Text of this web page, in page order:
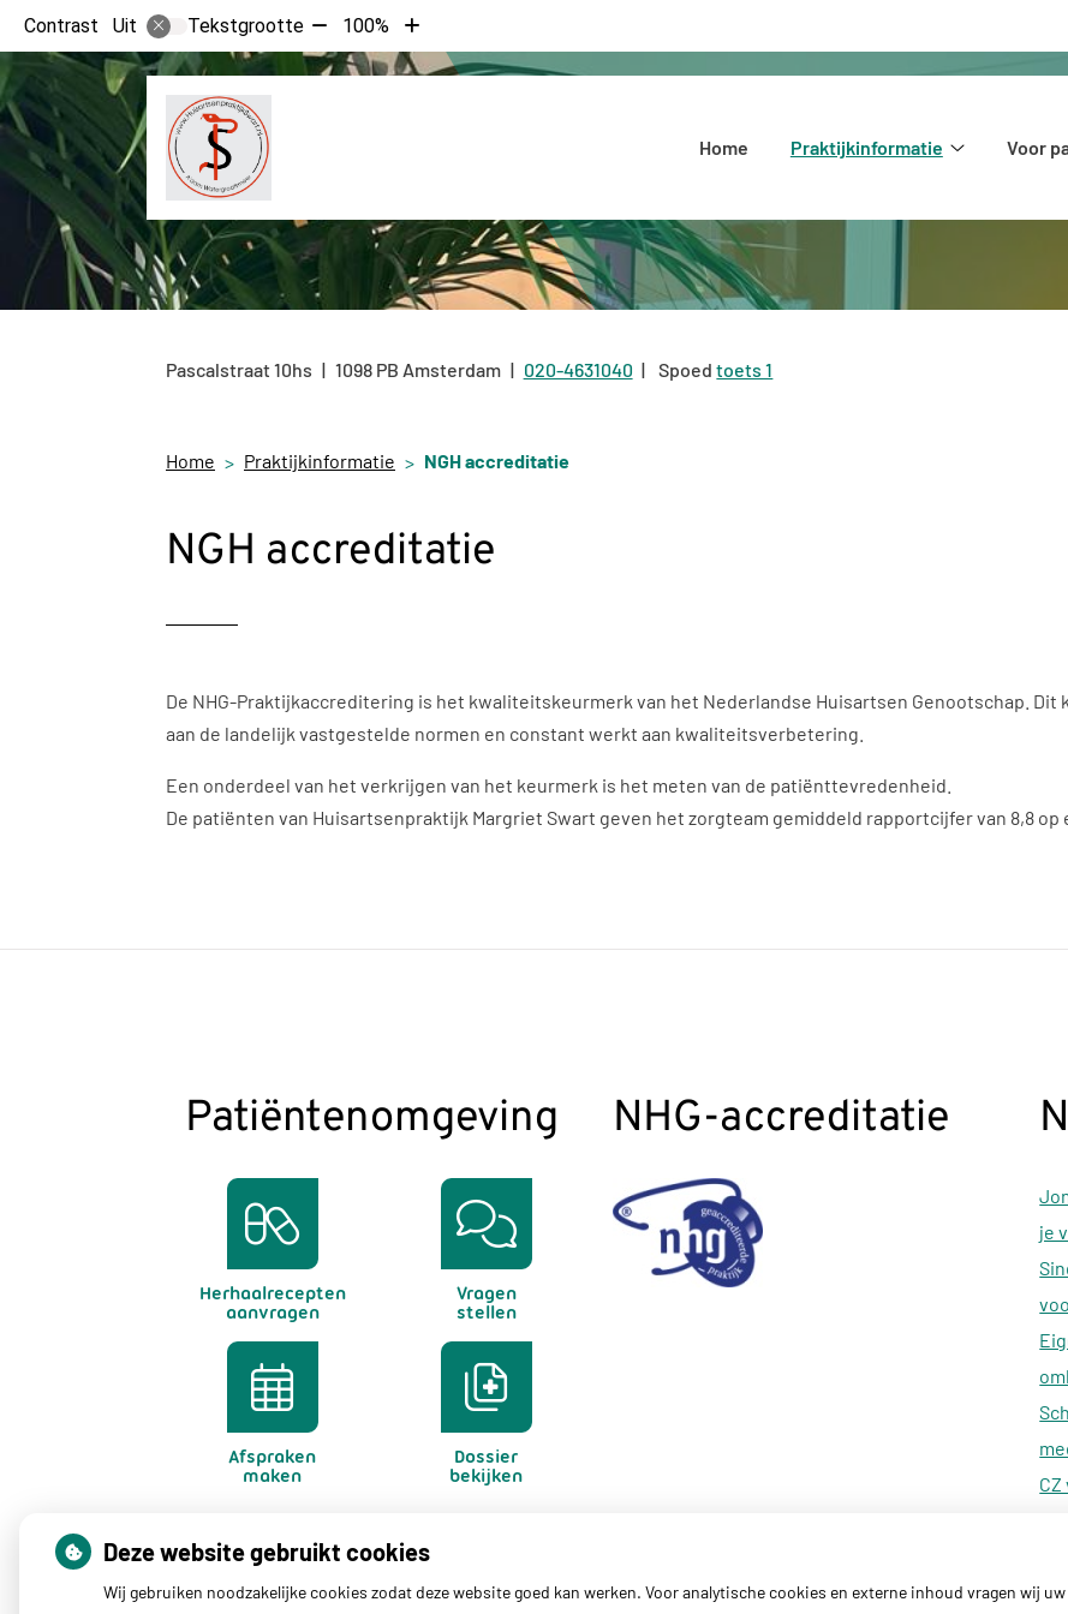
Contrast Uit Tekstgrootte Tekst
verkleinen
met
100%
Tekst
vergroten
met
Home
Praktijkinformatie
Voor
Pascalstraat10hs 1098 PB Amsterdam Tel:
020-4631040 Spoed toets 1
Home Praktijkinformatie NGH accreditatie
NGH accreditatie
De NHG-Praktijkaccreditering is het kwaliteitskeurmerk van het Nederlandse Huisartsen Genootschap.
aan de landelijk vastgestelde normen en constant werkt aan kwaliteitsverbetering.
Een onderdeel van het verkrijgen van het keurmerk is het meten van de patiënttevredenheid.
De patiënten van Huisartsenpraktijk Margriet Swart geven het zorgteam gemiddeld rapportcijfer van 8,8 op
Patiëntenomgeving
Herhaalrecepten
aanvragen
Vragen
stellen
Afspraken
maken
Dossier
bekijken
NHG-accreditatie
je
Deze website gebruikt cookies
Wij gebruiken noodzakelijke cookies zodat deze website goed kan werken. Voor analytische cookies en externe inhoud vragen wij